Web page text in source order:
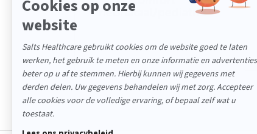
neonataal/pediatric